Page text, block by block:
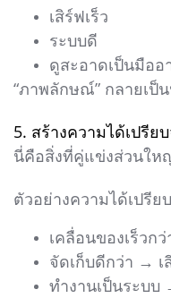
เสิร์ฟเร็ว
ระบบดี
ดูสะอาดเป็นมืออ
“ภาพลักษณ์” กลายเป็
5. สร้างความได้เปรีย
นี่คือสิ่งที่คู่แข่งส่วนให
ตัวอย่างความได้เปรีย
เคลื่อนของเร็วก
จัดเก็บดีกว่า → เ
ทำงานเป็นระบ